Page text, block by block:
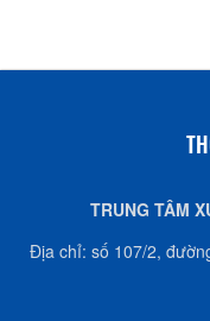
TRUNG TÂM
Địa chỉ: số 107/2,